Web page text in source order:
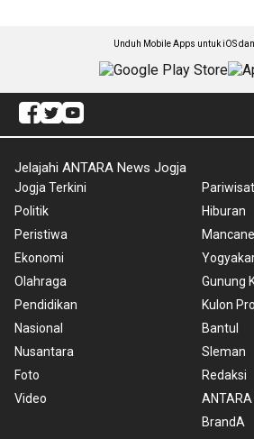
Unduh Mobile Apps untuk iOS
Jelajahi ANTARA News Jogja
Jogja Terkini
Politik
Peristiwa
Ekonomi
Olahraga
Pendidikan
Nasional
Nusantara
Foto
Video
Hiburan
Gunung
Kulon
Bantul
Sleman
Redaksi
BrandA